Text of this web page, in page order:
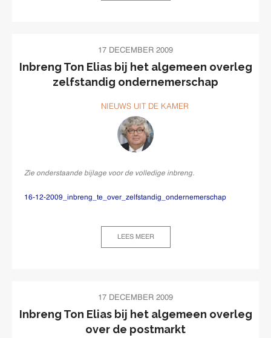
17 DECEMBER 2009
Inbreng Ton Elias bij het algemeen overleg
zelfstandig ondernemerschap
NIEUWS UIT DE KAMER
Zie onderstaande bijlage voor de volledige inbreng.
16-12-2009_inbreng_te_over_zelfstandig_ondernemerschap
LEES MEER
17 DECEMBER 2009
Inbreng Ton Elias bij het algemeen overleg
over de postmarkt